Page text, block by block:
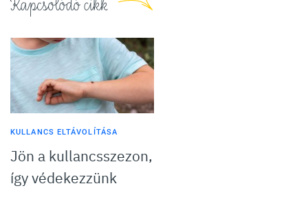
Kapcsolódó cikk
KULLANCS ELTÁVOLÍTÁSA
Jön a kullancsszezon,
így védekezzünk